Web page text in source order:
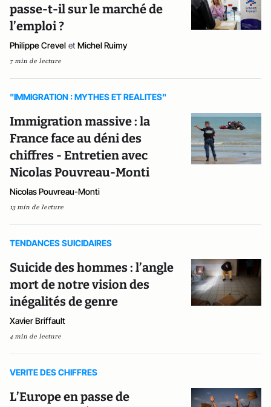
passe-t-il sur le marché de
l’emploi ?
Philippe Crevel et Michel Ruimy
7 min de lecture
"IMMIGRATION : MYTHES ET REALITES"
Immigration massive : la
France face au déni des
chiffres - Entretien avec
Nicolas Pouvreau-Monti
Nicolas Pouvreau-Monti
13 min de lecture
TENDANCES SUICIDAIRES
Suicide des hommes : l’angle
mort de notre vision des
inégalités de genre
Xavier Briffault
4 min de lecture
VERITE DES CHIFFRES
L’Europe en passe de